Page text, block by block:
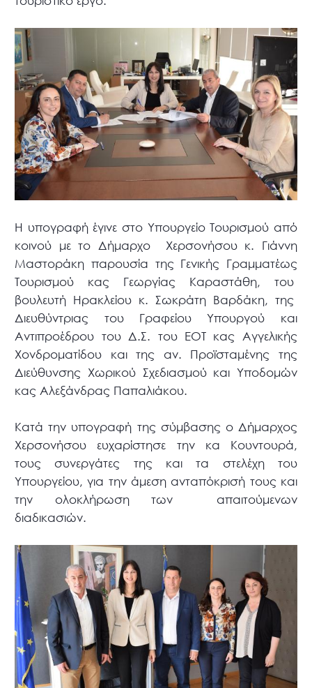
Η υπογραφή έγινε στο Υπουργείο Τουρισμού από
κοινού με το Δήμαρχο Χερσονήσου κ. Γιάννη
Μαστοράκη παρουσία της Γενικής Γραμματέως
Τουρισμού κας Γεωργίας Καραστάθη, του
βουλευτή Ηρακλείου κ. Σωκράτη Βαρδάκη, της
Διευθύντριας του Γραφείου Υπουργού και
Αντιπροέδρου του Δ.Σ. του ΕΟΤ κας Αγγελικής
Χονδροματίδου και της αν. Προϊσταμένης της
Διεύθυνσης Χωρικού Σχεδιασμού και Υποδομών
κας Αλεξάνδρας Παπαλιάκου.
Κατά την υπογραφή της σύμβασης ο Δήμαρχος
Χερσονήσου ευχαρίστησε την κα Κουντουρά,
τους συνεργάτες της και τα στελέχη του
Υπουργείου, για την άμεση ανταπόκρισή τους και
την ολοκλήρωση των απαιτούμενων
διαδικασιών.